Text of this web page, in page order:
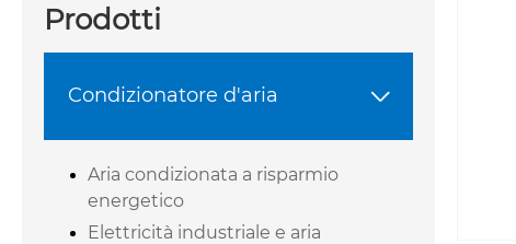
Prodotti
Condizionatore d'aria 
Aria condizionata a risparmio
energetico
Elettricità industriale e aria